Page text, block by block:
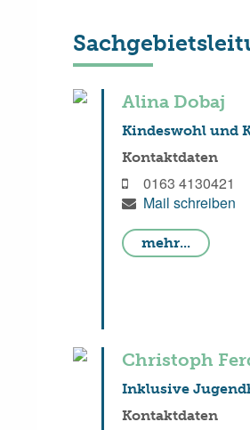
Alina Dobaj
Kindeswohl und
Kontaktdaten
0163 4130421
Mail schreiben
mehr...
Christoph
Inklusive
Kontaktdaten